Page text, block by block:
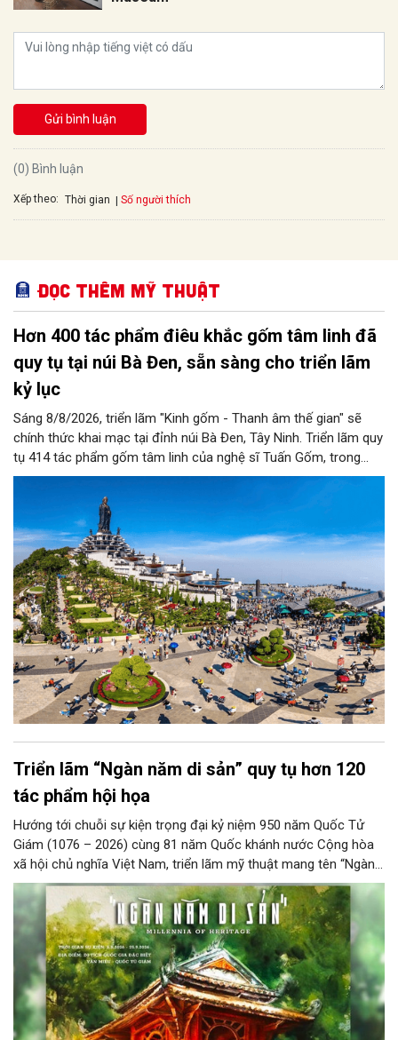
Gửi bình luận
(0) Bình luận
Xếp theo: Thời gian Số người thích
Đọc thêm Mỹ thuật
Hơn 400 tác phẩm điêu khắc gốm tâm linh đã
quy tụ tại núi Bà Đen, sẵn sàng cho triển lãm
kỷ lục
Sáng 8/8/2026, triển lãm "Kinh gốm - Thanh âm thế gian" sẽ
chính thức khai mạc tại đỉnh núi Bà Đen, Tây Ninh. Triển lãm quy
tụ 414 tác phẩm gốm tâm linh của nghệ sĩ Tuấn Gốm, trong
không gian nghệ thuật sắp đặt nghệ thuật trên đỉnh núi quy mô
lớn nhất Việt Nam.
Triển lãm “Ngàn năm di sản” quy tụ hơn 120
tác phẩm hội họa
Hướng tới chuỗi sự kiện trọng đại kỷ niệm 950 năm Quốc Tử
Giám (1076 – 2026) cùng 81 năm Quốc khánh nước Cộng hòa
xã hội chủ nghĩa Việt Nam, triển lãm mỹ thuật mang tên “Ngàn
năm di sản” sẽ chính thức khai mạc vào ngày 8/8 tại Nhà Thái
Học, Di tích Quốc gia đặc biệt Văn Miếu – Quốc Tử Giám. Sự
kiện kéo dài đến ngày 25/9/2026 hứa hẹn trở thành điểm đến
văn hóa đầy sức hút, góp phần làm phong phú đời sống nghệ
thuật của Thủ đô trong mùa thu này.